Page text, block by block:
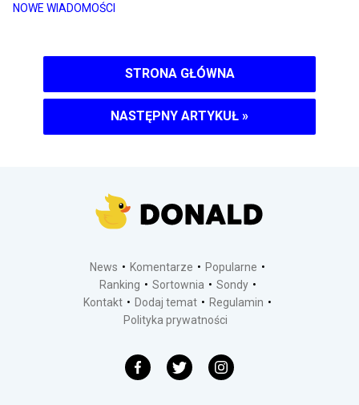
NOWE WIADOMOŚCI
STRONA GŁÓWNA
NASTĘPNY ARTYKUŁ »
News Komentarze
Popularne
Ranking
Sortownia
Sondy
Kontakt
Dodaj temat
Regulamin
Polityka prywatności